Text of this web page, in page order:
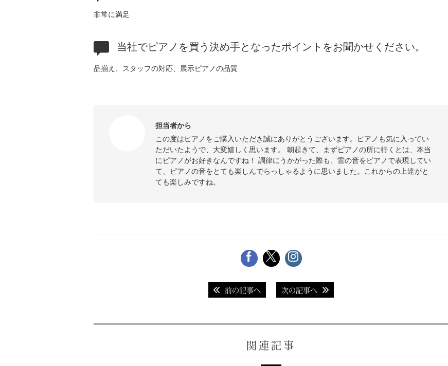
非常に満足
当社でピアノを買う決め手となったポイントをお聞かせください。
品揃え、スタッフの対応、展示ピアノの品質
担当者から
この度はピアノをご購入いただき誠にありがとうございます。ピアノも気に入ってい
ただいたようで、大変嬉しく思います。 朝起きて、まずピアノの所に行くとは、本当
にピアノがお好きなんですね！ 調律にうかがった際も、雷の音をピアノで表現してい
て、ピアノの音をとても楽しんでらっしゃるように思いました。これからの上達がと
ても楽しみですね。
前の記事へ 次の記事へ
関連記事